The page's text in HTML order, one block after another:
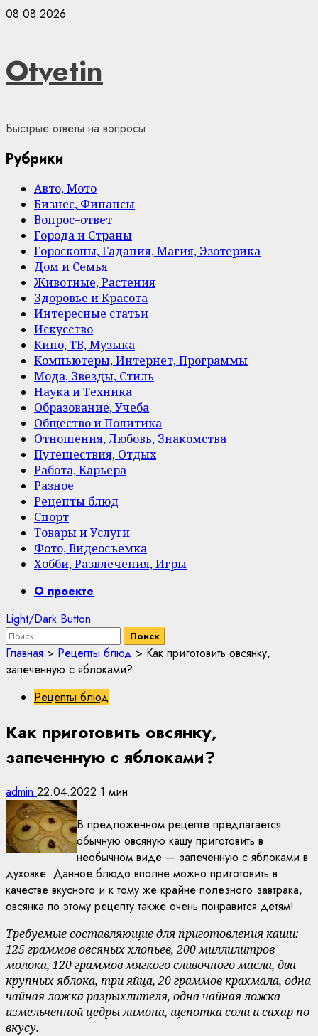
Skip
08.08.2026
Otvetin
Быстрые ответы на вопросы
Рубрики
Авто, Мото
Бизнес, Финансы
Вопрос–ответ
Города и Страны
Гороскопы, Гадания, Магия, Эзотерика
Дом и Семья
Животные, Растения
Здоровье и Красота
Интересные статьи
Искусство
Кино, ТВ, Музыка
Компьютеры, Интернет, Программы
Мода, Звезды, Стиль
Наука и Техника
Образование, Учеба
Общество и Политика
Отношения, Любовь, Знакомства
Путешествия, Отдых
Работа, Карьера
Разное
Рецепты блюд
Спорт
Товары и Услуги
Фото, Видеосъемка
Хобби, Развлечения, Игры
PrimaryО проекте
Light/Dark Button
Найти:
Главная > Рецепты блюд > Как приготовить овсянку,
запеченную с яблоками?
Рецепты блюд
Как приготовить овсянку,
запеченную с яблоками?
admin 22.04.2022 1 мин
В предложенном рецепте предлагается
обычную овсяную кашу приготовить в
необычном виде — запеченную с яблоками в
духовке. Данное блюдо вполне можно приготовить в
качестве вкусного и к тому же крайне полезного завтрака,
овсянка по этому рецепту также очень понравится детям!
Требуемые составляющие для приготовления каши:
125 граммов овсяных хлопьев, 200 миллилитров
молока, 120 граммов мягкого сливочного масла, два
крупных яблока, три яйца, 20 граммов крахмала, одна
чайная ложка разрыхлителя, одна чайная ложка
измельченной цедры лимона, щепотка соли и сахар по
вкусу.